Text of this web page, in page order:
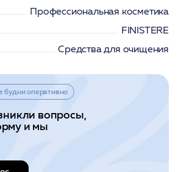
Профессиональная косметика
FINISTERE
Средства для очищения
будни оперативно
вопросы,
и мы